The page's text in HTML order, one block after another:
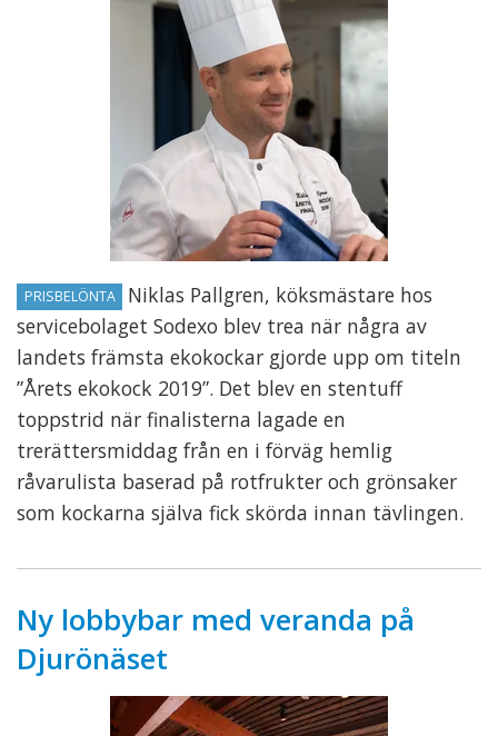
PRISBELÖNTA
Niklas Pallgren, köksmästare hos
servicebolaget Sodexo blev trea när några av
landets främsta ekokockar gjorde upp om titeln
”Årets ekokock 2019”. Det blev en stentuff
toppstrid när finalisterna lagade en
trerättersmiddag från en i förväg hemlig
råvarulista baserad på rotfrukter och grönsaker
som kockarna själva fick skörda innan tävlingen.
Ny lobbybar med veranda på
Djurönäset